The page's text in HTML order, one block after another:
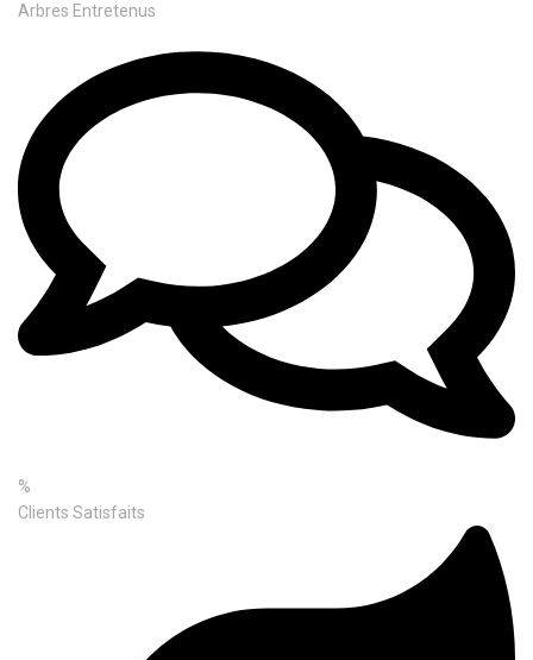
Arbres Entretenus
%
Clients Satisfaits